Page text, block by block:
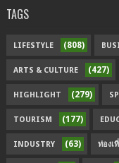
TAGS
LIFESTYLE (808)
ARTS & CULTURE (427)
HIGHLIGHT (279)
TOURISM (177)
INDUSTRY (63) ท่องเ